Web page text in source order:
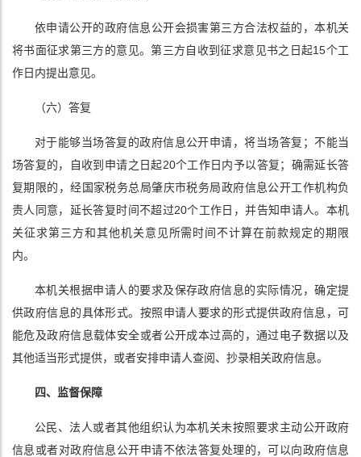
依申请公开的政府信息公开会损害第三方合法权益的，本机关
将书面征求第三方的意见。第三方自收到征求意见书之日起15个工
作日内提出意见。
（六）答复
对于能够当场答复的政府信息公开申请，将当场答复；不能当
场答复的，自收到申请之日起20个工作日内予以答复；确需延长答
复期限的，经国家税务总局肇庆市税务局政府信息公开工作机构负
责人同意，延长答复时间不超过20个工作日，并告知申请人。本机
关征求第三方和其他机关意见所需时间不计算在前款规定的期限
内。
本机关根据申请人的要求及保存政府信息的实际情况，确定提
供政府信息的具体形式。按照申请人要求的形式提供政府信息，可
能危及政府信息载体安全或者公开成本过高的，通过电子数据以及
其他适当形式提供，或者安排申请人查阅、抄录相关政府信息。
四、监督保障
公民、法人或者其他组织认为本机关未按照要求主动公开政府
信息或者对政府信息公开申请不依法答复处理的，可以向政府信息